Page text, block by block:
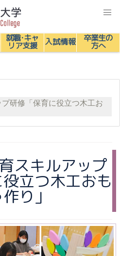
就職･キャ
リア支援 入試情報 卒業生の
方へ
研修「保育に役立つ木工お
スキルアップ
立つ木工おも
り」